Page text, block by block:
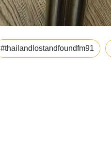
#thailandlostandfoundfm91